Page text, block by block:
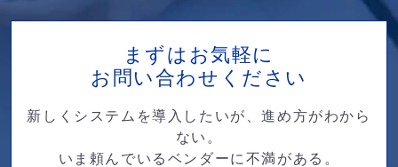
まずはお気軽に
お問い合わせください
新しくシステムを導入したいが、進め方がわから
ない。
いま頼んでいるベンダーに不満がある。